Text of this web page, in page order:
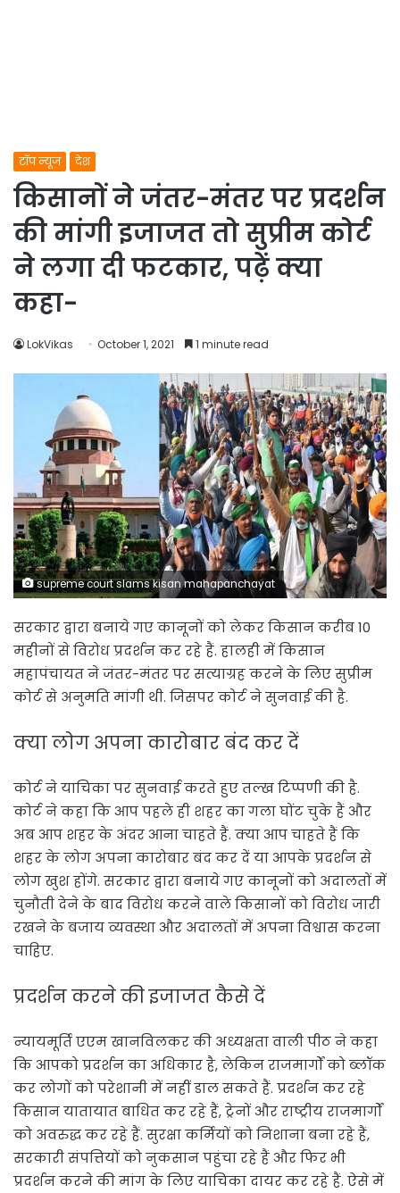
टॉप न्यूज देश
किसानों ने जंतर-मंतर पर प्रदर्शन
की मांगी इजाजत तो सुप्रीम कोर्ट
ने लगा दी फटकार, पढ़ें क्या
कहा-
LokVikas October 1, 2021 1 minute read
supreme court slams kisan mahapanchayat
सरकार द्वारा बनाये गए कानूनों को लेकर किसान करीब 10
महीनों से विरोध प्रदर्शन कर रहे हैं. हालही में किसान
महापंचायत ने जंतर-मंतर पर सत्याग्रह करने के लिए सुप्रीम
कोर्ट से अनुमति मांगी थी. जिसपर कोर्ट ने सुनवाई की है.
क्या लोग अपना कारोबार बंद कर दें
कोर्ट ने याचिका पर सुनवाई करते हुए तल्ख टिप्पणी की है.
कोर्ट ने कहा कि आप पहले ही शहर का गला घोंट चुके हैं और
अब आप शहर के अंदर आना चाहते हैं. क्या आप चाहते हैं कि
शहर के लोग अपना कारोबार बंद कर दें या आपके प्रदर्शन से
लोग खुश होंगे. सरकार द्वारा बनाये गए कानूनों को अदालतों में
चुनौती देने के बाद विरोध करने वाले किसानों को विरोध जारी
रखने के बजाय व्यवस्था और अदालतों में अपना विश्वास करना
चाहिए.
प्रदर्शन करने की इजाजत कैसे दें
न्यायमूर्ति एएम खानविलकर की अध्यक्षता वाली पीठ ने कहा
कि आपको प्रदर्शन का अधिकार है, लेकिन राजमार्गों को ब्लॉक
कर लोगों को परेशानी में नहीं डाल सकते हैं. प्रदर्शन कर रहे
किसान यातायात बाधित कर रहे हैं, ट्रेनों और राष्ट्रीय राजमार्गों
को अवरुद्ध कर रहे हैं. सुरक्षा कर्मियों को निशाना बना रहे हैं,
सरकारी संपत्तियों को नुकसान पहुंचा रहे हैं और फिर भी
प्रदर्शन करने की मांग के लिए याचिका दायर कर रहे हैं. ऐसे में